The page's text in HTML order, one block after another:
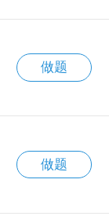
做题
做题